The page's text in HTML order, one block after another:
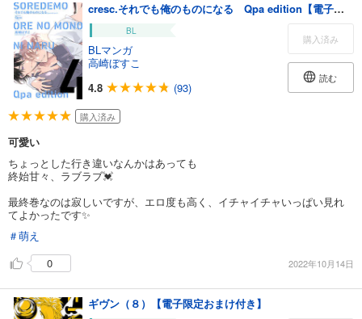
cresc.それでも俺のものになる Qpa edition【電子限定描き下ろし漫画付き】 4
BL
BLマンガ
高崎ぼすこ
4.8
(93)
購入済み
読む
購入済み
可愛い
ちょっとした行き違いなんかはあっても
終始甘々、ラブラブ💓
最終巻なのは寂しいですが、エロ度も高く、イチャイチャいっぱい見れ
てよかったです✨
＃萌え
0
2022年10月14日
ギヴン（８）【電子限定おまけ付き】